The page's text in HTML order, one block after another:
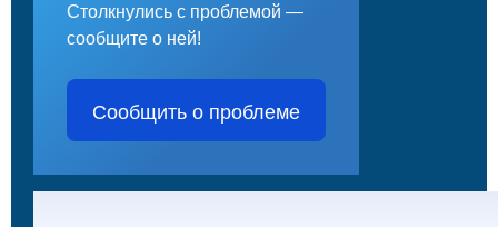
Столкнулись с проблемой —
сообщите о ней!
Сообщить о проблеме